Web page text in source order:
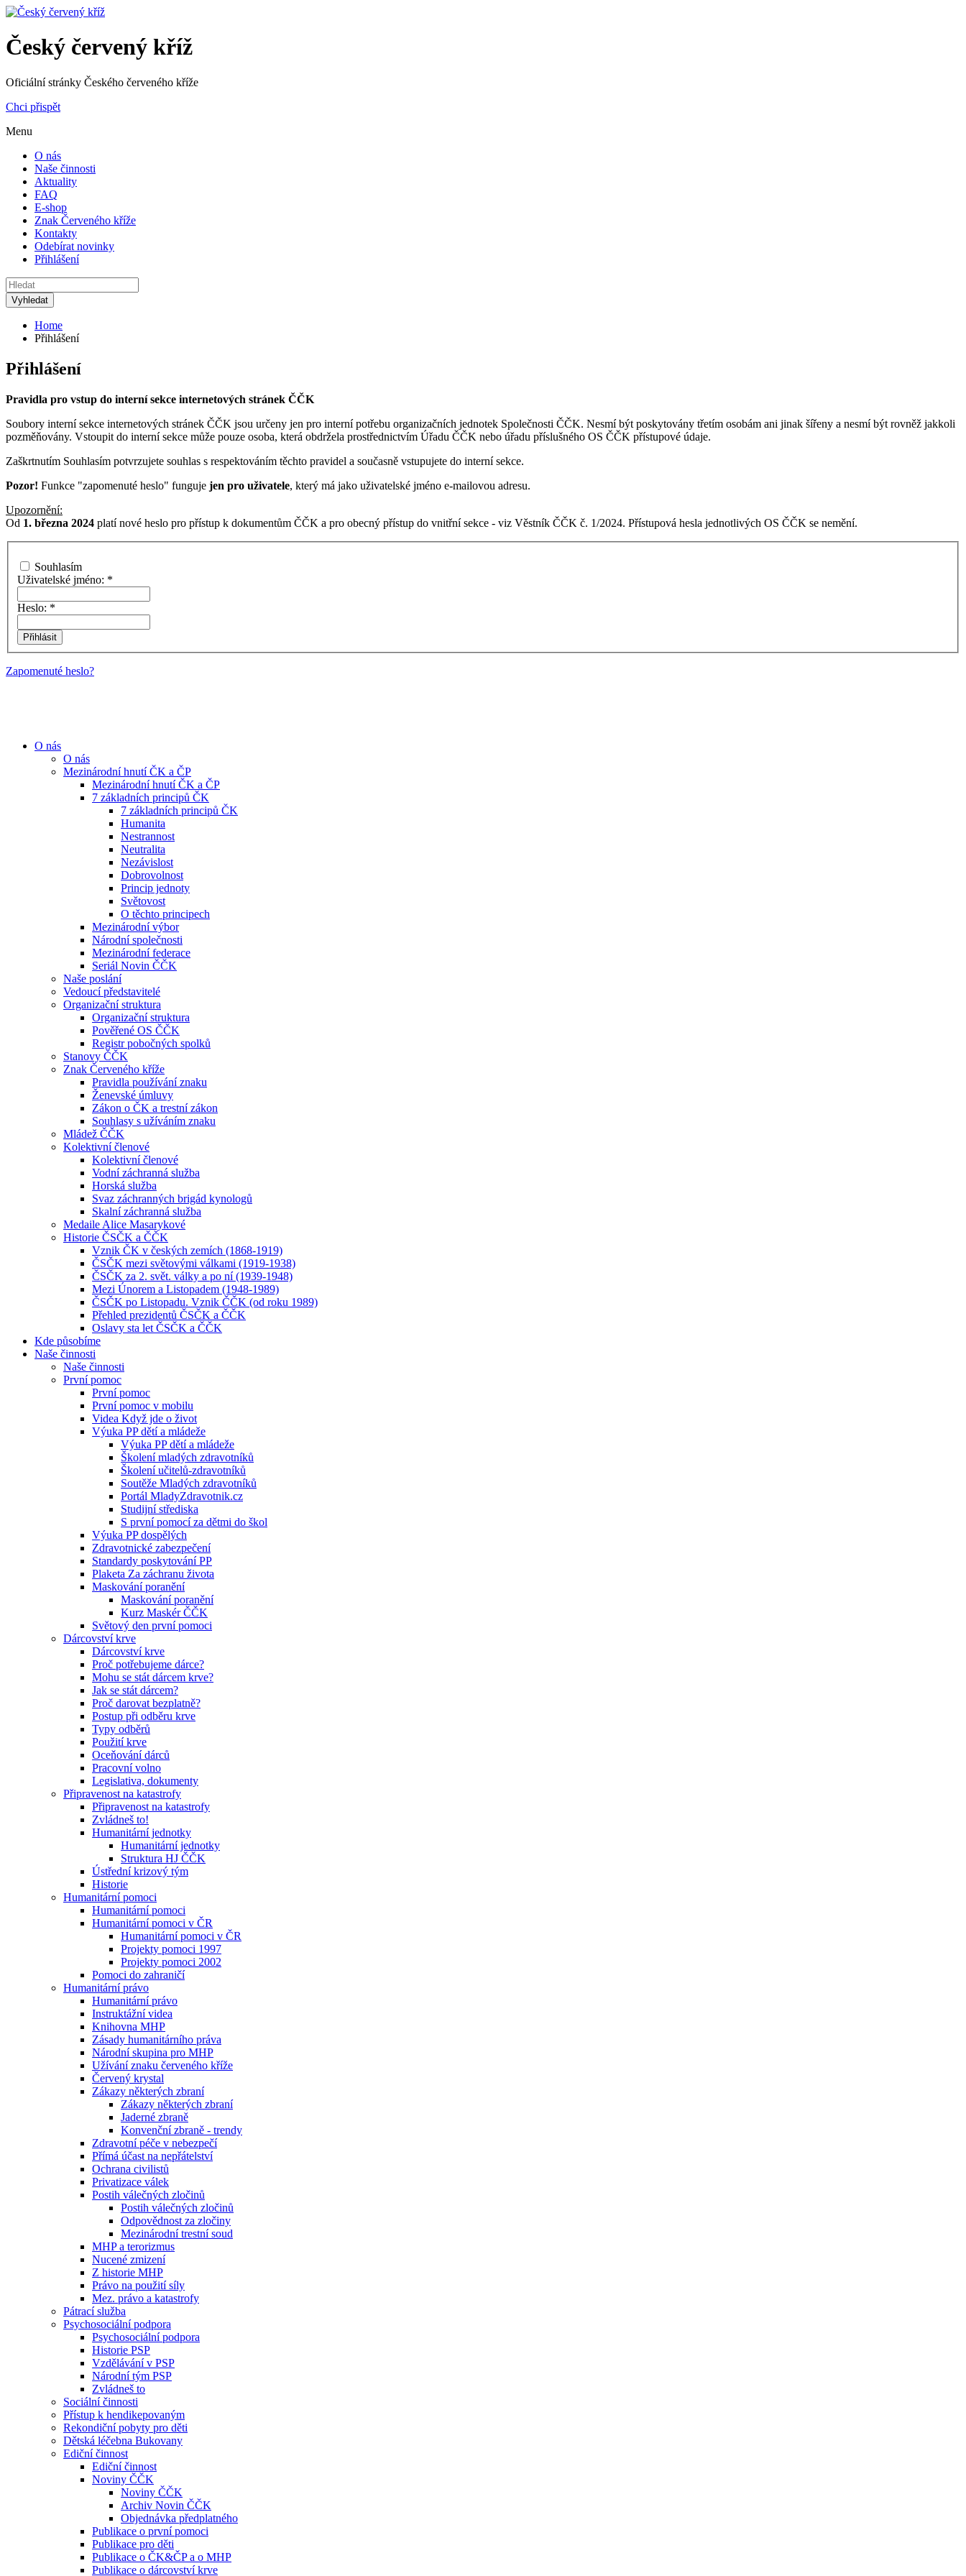
Český červený kříž
Oficiální stránky Českého červeného kříže
Chci přispět
Menu
O nás
Naše činnosti
Aktuality
FAQ
E-shop
Znak Červeného kříže
Kontakty
Odebírat novinky
Přihlášení
Home
Přihlášení
Přihlášení
Pravidla pro vstup do interní sekce internetových stránek ČČK
Soubory interní sekce internetových stránek ČČK jsou určeny jen pro interní potřebu organizačních jednotek Společnosti ČČK. Nesmí být poskytovány třetím osobám ani jinak šířeny a nesmí být rovněž jakkoli
pozměňovány. Vstoupit do interní sekce může pouze osoba, která obdržela prostřednictvím Úřadu ČČK nebo úřadu příslušného OS ČČK přístupové údaje.
Zaškrtnutím Souhlasím potvrzujete souhlas s respektováním těchto pravidel a současně vstupujete do interní sekce.
Pozor! Funkce "zapomenuté heslo" funguje jen pro uživatele, který má jako uživatelské jméno e-mailovou adresu.
Upozornění:
Od 1. března 2024 platí nové heslo pro přístup k dokumentům ČČK a pro obecný přístup do vnitřní sekce - viz Věstník ČČK č. 1/2024. Přístupová hesla jednotlivých OS ČČK se nemění.
Souhlasím
Uživatelské jméno: *
Heslo: *
Zapomenuté heslo?
O nás
O nás
Mezinárodní hnutí ČK a ČP
Mezinárodní hnutí ČK a ČP
7 základních principů ČK
7 základních principů ČK
Humanita
Nestrannost
Neutralita
Nezávislost
Dobrovolnost
Princip jednoty
Světovost
O těchto principech
Mezinárodní výbor
Národní společnosti
Mezinárodní federace
Seriál Novin ČČK
Naše poslání
Vedoucí představitelé
Organizační struktura
Organizační struktura
Pověřené OS ČČK
Registr pobočných spolků
Stanovy ČČK
Znak Červeného kříže
Pravidla používání znaku
Ženevské úmluvy
Zákon o ČK a trestní zákon
Souhlasy s užíváním znaku
Mládež ČČK
Kolektivní členové
Kolektivní členové
Vodní záchranná služba
Horská služba
Svaz záchranných brigád kynologů
Skalní záchranná služba
Medaile Alice Masarykové
Historie ČSČK a ČČK
Vznik ČK v českých zemích (1868-1919)
ČSČK mezi světovými válkami (1919-1938)
ČSČK za 2. svět. války a po ní (1939-1948)
Mezi Únorem a Listopadem (1948-1989)
ČSČK po Listopadu. Vznik ČČK (od roku 1989)
Přehled prezidentů ČSČK a ČČK
Oslavy sta let ČSČK a ČČK
Kde působíme
Naše činnosti
Naše činnosti
První pomoc
První pomoc
První pomoc v mobilu
Videa Když jde o život
Výuka PP dětí a mládeže
Výuka PP dětí a mládeže
Školení mladých zdravotníků
Školení učitelů-zdravotníků
Soutěže Mladých zdravotníků
Portál MladyZdravotnik.cz
Studijní střediska
S první pomocí za dětmi do škol
Výuka PP dospělých
Zdravotnické zabezpečení
Standardy poskytování PP
Plaketa Za záchranu života
Maskování poranění
Maskování poranění
Kurz Maskér ČČK
Světový den první pomoci
Dárcovství krve
Dárcovství krve
Proč potřebujeme dárce?
Mohu se stát dárcem krve?
Jak se stát dárcem?
Proč darovat bezplatně?
Postup při odběru krve
Typy odběrů
Použití krve
Oceňování dárců
Pracovní volno
Legislativa, dokumenty
Připravenost na katastrofy
Připravenost na katastrofy
Zvládneš to!
Humanitární jednotky
Humanitární jednotky
Struktura HJ ČČK
Ústřední krizový tým
Historie
Humanitární pomoci
Humanitární pomoci
Humanitární pomoci v ČR
Humanitární pomoci v ČR
Projekty pomoci 1997
Projekty pomoci 2002
Pomoci do zahraničí
Humanitární právo
Humanitární právo
Instruktážní videa
Knihovna MHP
Zásady humanitárního práva
Národní skupina pro MHP
Užívání znaku červeného kříže
Červený krystal
Zákazy některých zbraní
Zákazy některých zbraní
Jaderné zbraně
Konvenční zbraně - trendy
Zdravotní péče v nebezpečí
Přímá účast na nepřátelství
Ochrana civilistů
Privatizace válek
Postih válečných zločinů
Postih válečných zločinů
Odpovědnost za zločiny
Mezinárodní trestní soud
MHP a terorizmus
Nucené zmizení
Z historie MHP
Právo na použití síly
Mez. právo a katastrofy
Pátrací služba
Psychosociální podpora
Psychosociální podpora
Historie PSP
Vzdělávání v PSP
Národní tým PSP
Zvládneš to
Sociální činnosti
Přístup k hendikepovaným
Rekondiční pobyty pro děti
Dětská léčebna Bukovany
Ediční činnost
Ediční činnost
Noviny ČČK
Noviny ČČK
Archiv Novin ČČK
Objednávka předplatného
Publikace o první pomoci
Publikace pro děti
Publikace o ČK&ČP a o MHP
Publikace o dárcovství krve